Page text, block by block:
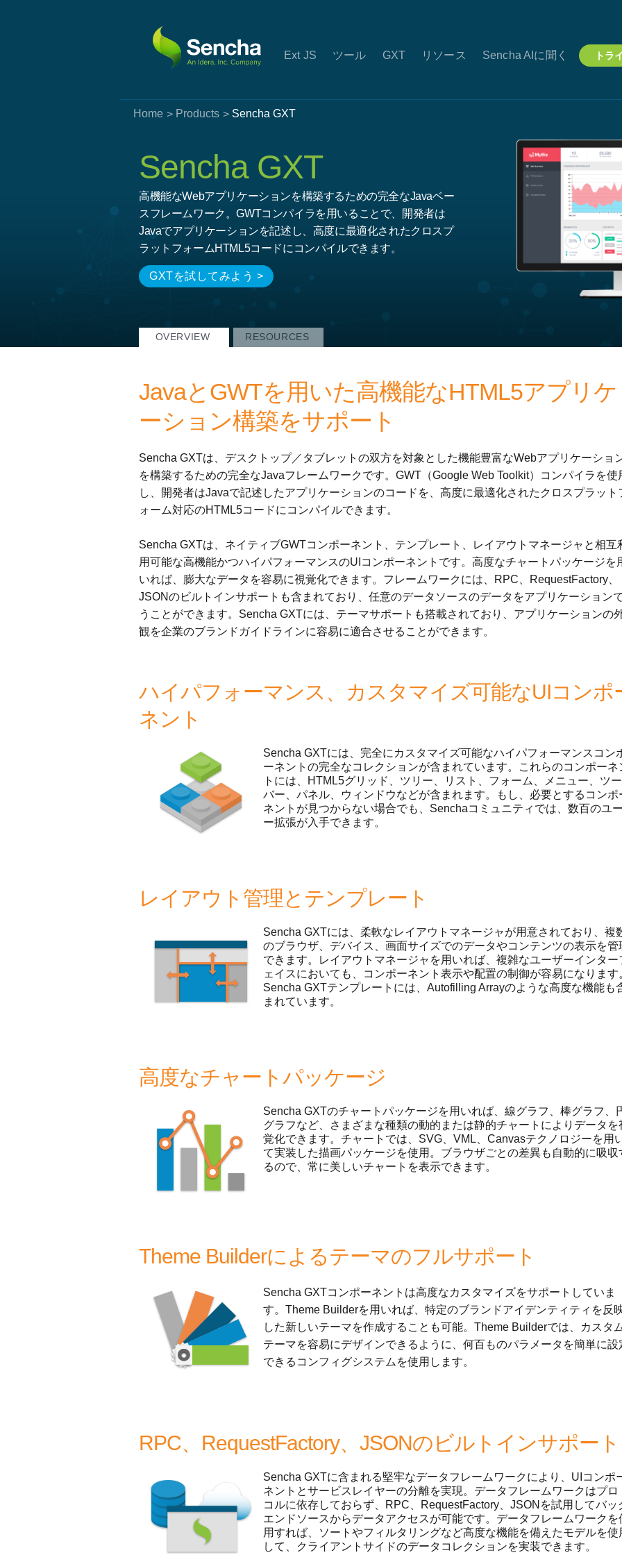
Ext JS ツール GXT リソース Sencha AIに聞く トラ
Home Products Sencha GXT
Sencha GXT
高機能なWebアプリケーションを構築するための完全なJavaベー
スフレームワーク。GWTコンパイラを用いることで、開発者は
Javaでアプリケーションを記述し、高度に最適化されたクロスプ
ラットフォームHTML5コードにコンパイルできます。
GXTを試してみよう >
OVERVIEW RESOURCES
JavaとGWTを用いた高機能なHTML5アプリケ
ーション構築をサポート
Sencha GXTは、デスクトップ／タブレットの双方を対象とした機能豊富なWebアプリケーショ
を構築するための完全なJavaフレームワークです。GWT（Google Web Toolkit）コンパイラを使
し、開発者はJavaで記述したアプリケーションのコードを、高度に最適化されたクロスプラット
ォーム対応のHTML5コードにコンパイルできます。
Sencha GXTは、ネイティブGWTコンポーネント、テンプレート、レイアウトマネージャと相互
用可能な高機能かつハイパフォーマンスのUIコンポーネントです。高度なチャートパッケージを
いれば、膨大なデータを容易に視覚化できます。フレームワークには、RPC、RequestFactory、
JSONのビルトインサポートも含まれており、任意のデータソースのデータをアプリケーション
うことができます。Sencha GXTには、テーマサポートも搭載されており、アプリケーションの
観を企業のブランドガイドラインに容易に適合させることができます。
ハイパフォーマンス、カスタマイズ可能なUIコンポ
ネント
Sencha GXTには、完全にカスタマイズ可能なハイパフォーマンスコン
ーネントの完全なコレクションが含まれています。これらのコンポーネ
トには、HTML5グリッド、ツリー、リスト、フォーム、メニュー、ツ
バー、パネル、ウィンドウなどが含まれます。もし、必要とするコンポ
ネントが見つからない場合でも、Senchaコミュニティでは、数百のユ
ー拡張が入手できます。
レイアウト管理とテンプレート
Sencha GXTには、柔軟なレイアウトマネージャが用意されており、複
のブラウザ、デバイス、画面サイズでのデータやコンテンツの表示を管
できます。レイアウトマネージャを用いれば、複雑なユーザーインター
ェイスにおいても、コンポーネント表示や配置の制御が容易になります
Sencha GXTテンプレートには、Autofilling Arrayのような高度な機能も
まれています。
高度なチャートパッケージ
Sencha GXTのチャートパッケージを用いれば、線グラフ、棒グラフ、
グラフなど、さまざまな種類の動的または静的チャートによりデータを
覚化できます。チャートでは、SVG、VML、Canvasテクノロジーを用
て実装した描画パッケージを使用。ブラウザごとの差異も自動的に吸収
るので、常に美しいチャートを表示できます。
Theme Builderによるテーマのフルサポート
Sencha GXTコンポーネントは高度なカスタマイズをサポートしていま
す。Theme Builderを用いれば、特定のブランドアイデンティティを反
した新しいテーマを作成することも可能。Theme Builderでは、カスタ
テーマを容易にデザインできるように、何百ものパラメータを簡単に設
できるコンフィグシステムを使用します。
RPC、RequestFactory、JSONのビルトインサポート
Sencha GXTに含まれる堅牢なデータフレームワークにより、UIコンポ
ネントとサービスレイヤーの分離を実現。データフレームワークはプロ
コルに依存しておらず、RPC、RequestFactory、JSONを試用してバッ
エンドソースからデータアクセスが可能です。データフレームワークを
用すれば、ソートやフィルタリングなど高度な機能を備えたモデルを使
して、クライアントサイドのデータコレクションを実装できます。